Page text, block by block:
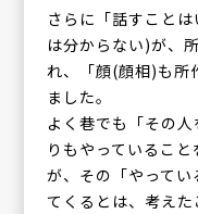
さらに「話すこと
は分からない)が、
れ、「顔(顔相)も所
ました。
よく巷でも「その
りもやっているこ
が、その「やって
てくるとは、考えた